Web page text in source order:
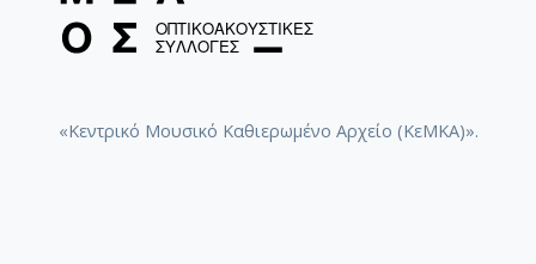
«Κεντρικό Μουσικό Καθιερωμένο Αρχείο (ΚεΜΚΑ)».